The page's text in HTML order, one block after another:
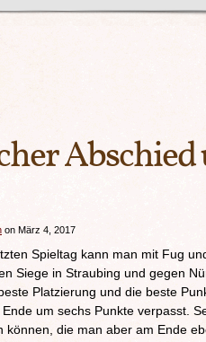
Abschied
on März 4, 2017
Spieltag kann man mit Fug
Siege in Straubing und gegen
Platzierung und die beste
um sechs Punkte verpasst.
können, die man aber am Ende